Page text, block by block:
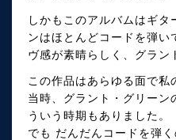
しかもこのアルバムはギ
ンはほとんどコードを弾
ヴ感が素晴らしく、グラ
この作品はあらゆる面で
当時、グラント・グリー
ういう時期もありました。
でも だんだんコードを弾